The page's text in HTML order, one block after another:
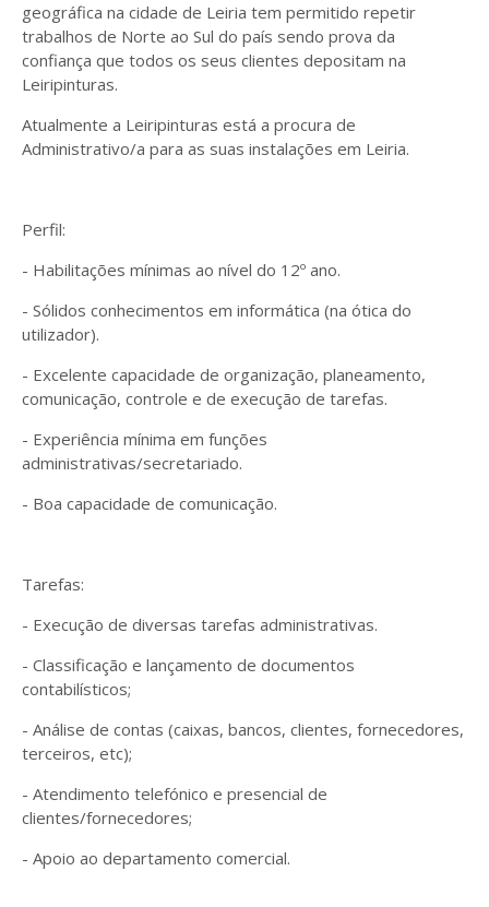
geográfica na cidade de Leiria tem permitido repetir
trabalhos de Norte ao Sul do país sendo prova da
confiança que todos os seus clientes depositam na
Leiripinturas.
Atualmente a Leiripinturas está a procura de
Administrativo/a para as suas instalações em Leiria.
Perfil:
- Habilitações mínimas ao nível do 12º ano.
- Sólidos conhecimentos em informática (na ótica do
utilizador).
- Excelente capacidade de organização, planeamento,
comunicação, controle e de execução de tarefas.
- Experiência mínima em funções
administrativas/secretariado.
- Boa capacidade de comunicação.
Tarefas:
- Execução de diversas tarefas administrativas.
- Classificação e lançamento de documentos
contabilísticos;
- Análise de contas (caixas, bancos, clientes, fornecedores,
terceiros, etc);
- Atendimento telefónico e presencial de
clientes/fornecedores;
- Apoio ao departamento comercial.